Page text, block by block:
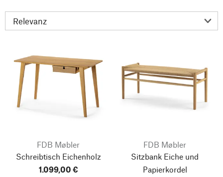
FDB Møbler
Schreibtisch Eichenholz
1.099,00 €
FDB Møbler
Sitzbank Eiche und
Papierkordel